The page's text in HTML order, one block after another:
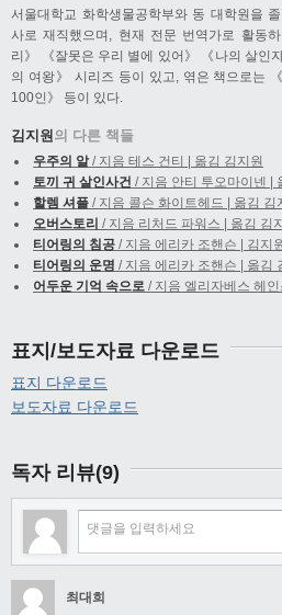
서울대학교 화학생물공학부와 동 대학원을
사로 재직했으며, 현재 전문 번역가로 활동
리》 《잘못은 우리 별에 있어》 《나의 살인
의 여왕》 시리즈 등이 있고, 엮은 책으로는
100인》 등이 있다.
김지원 의 다른 책들
우주의 알/ 지음 테스 건티 | 옮김 김지원
토끼 귀 살인사건 / 지음 안티 투오마이넨 |
할렘 셔플 / 지음 콜슨 화이트헤드 | 옮김 김
오버스토리 / 지음 리처드 파워스 | 옮김 김
티어링의 침공 / 지음 에리카 조핸슨 | 김지
티어링의 운명 / 지음 에리카 조핸슨 | 옮김
어두운 기억 속으로 / 지음 엘리자베스 헤
표지/보도자료 다운로드
표지 다운로드
보도자료 다운로드
독자 리뷰(9)
최대희